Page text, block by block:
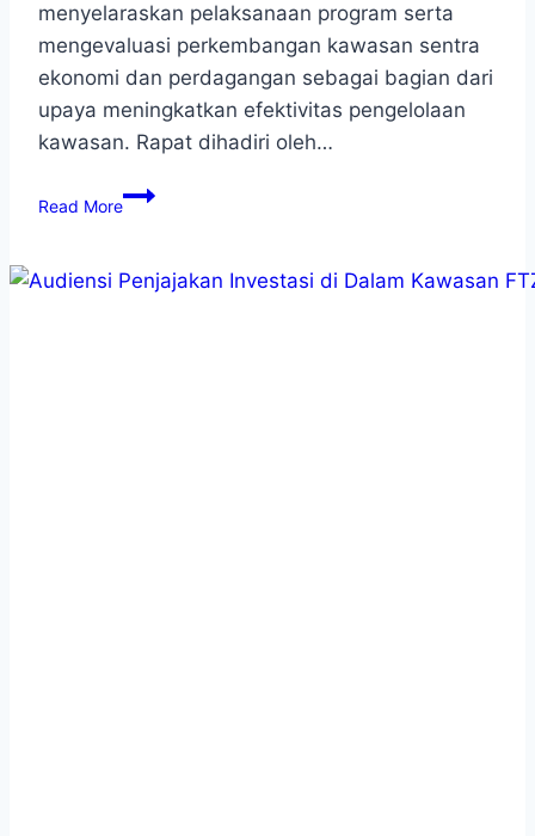
menyelaraskan pelaksanaan program serta
mengevaluasi perkembangan kawasan sentra
ekonomi dan perdagangan sebagai bagian dari
upaya meningkatkan efektivitas pengelolaan
kawasan. Rapat dihadiri oleh…
Read More